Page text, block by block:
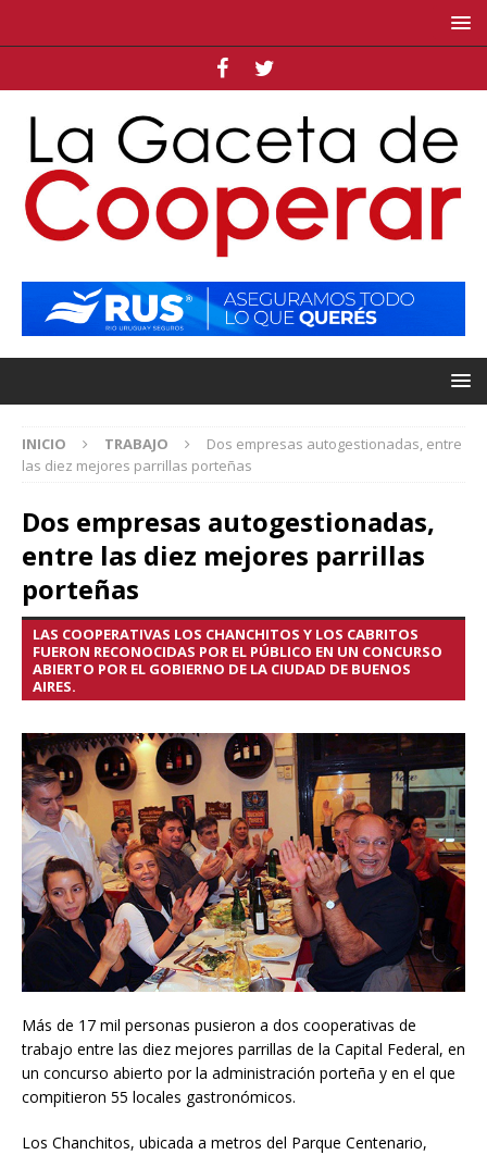
INICIO TRABAJO
Dos empresas autogestionadas, entre
las diez mejores parrillas porteñas
Dos empresas autogestionadas,
entre las diez mejores parrillas
porteñas
LAS COOPERATIVAS LOS CHANCHITOS Y LOS CABRITOS
FUERON RECONOCIDAS POR EL PÚBLICO EN UN CONCURSO
ABIERTO POR EL GOBIERNO DE LA CIUDAD DE BUENOS
AIRES.
Más de 17 mil personas pusieron a dos cooperativas de
trabajo entre las diez mejores parrillas de la Capital Federal, en
un concurso abierto por la administración porteña y en el que
compitieron 55 locales gastronómicos.
Los Chanchitos, ubicada a metros del Parque Centenario,